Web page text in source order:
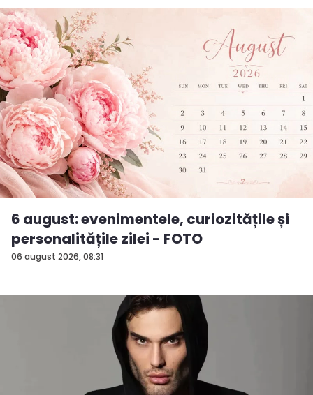
06 august 2026, 08:31
6 august: evenimentele, curiozitățile și
personalitățile zilei - FOTO